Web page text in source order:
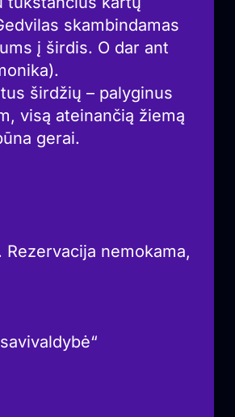
skambindamas
į širdis. O dar ant
širdžių – palyginus
visą ateinančią žiemą
gerai.
Rezervacija nemokama,